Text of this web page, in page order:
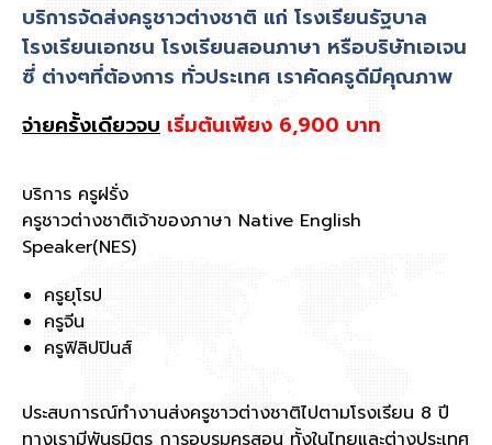
บริการจัดส่งครูชาวต่างชาติ แก่ โรงเรียนรัฐบาล
โรงเรียนเอกชน โรงเรียนสอนภาษา หรือบริษัทเอเจน
ซี่ ต่างๆที่ต้องการ ทั่วประเทศ เราคัดครูดีมีคุณภาพ
จ่ายครั้งเดียวจบ เริ่มต้นเพียง 6,900 บาท
บริการ ครูฝรั่ง
ครูชาวต่างชาติเจ้าของภาษา Native English
Speaker(NES)
ครูยุโรป
ครูจีน
ครูฟิลิปปินส์
ประสบการณ์ทำงานส่งครูชาวต่างชาติไปตามโรงเรียน 8 ปี
ทางเรามีพันธมิตร การอบรมครูสอน ทั้งในไทยและต่างประเทศ